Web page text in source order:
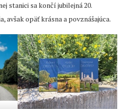
stanici sa končí jubilejná 20.
avšak opäť krásna a povznášajúca.